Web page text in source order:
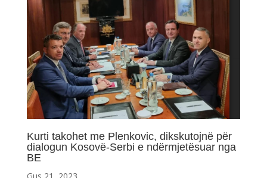
Kurti takohet me Plenkovic, dikskutojnë për
dialogun Kosovë-Serbi e ndërmjetësuar nga
BE